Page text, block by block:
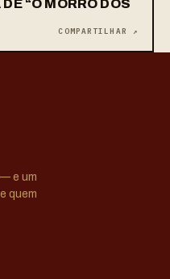
“O MORRO DOS
COMPARTILHAR ↗
e um
quem